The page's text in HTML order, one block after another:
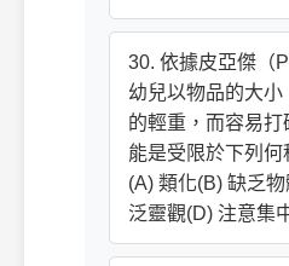
30. 依據皮亞傑（
幼兒以物品的大小
的輕重，而容易
能是受限於下列何
(A) 類化(B) 缺乏
泛靈觀(D) 注意集